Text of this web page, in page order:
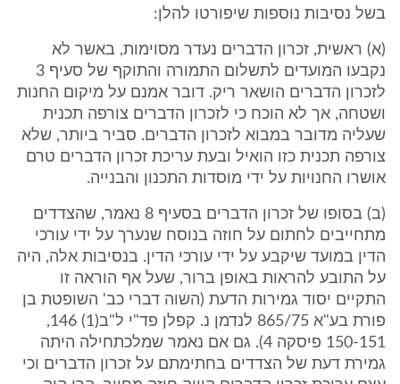
בשל נסיבות נוספות שיפורטו להלן:
(א) ראשית, זכרון הדברים נעדר מסוימות, באשר לא
נקבעו המועדים לתשלום התמורה והתוקף של סעיף 3
לזכרון הדברים הושאר ריק. דובר אמנם על מיקום החנות
ושטחה, אך לא הוכח כי לזכרון הדברים צורפה תכנית
שעליה מדובר במבוא לזכרון הדברים. סביר ביותר, שלא
צורפה תכנית כזו הואיל ובעת עריכת זכרון הדברים טרם
אושרו החנויות על ידי מוסדות התכנון והבנייה.
(ב) בסופו של זכרון הדברים בסעיף 8 נאמר, שהצדדים
מתחייבים לחתום על חוזה בנוסח שנערך על ידי עורכי
הדין במועד שיקבע על ידי עורכי הדין. בנסיבות אלה, היה
על התובע להראות באופן ברור, שעל אף הוראה זו
התקיים יסוד גמירות הדעת (השוה דברי כב' השופטת בן
פורת בע"א 865/75 לנדמן נ. קפלן פד"י ל"ב(1) 146,
150-151 פיסקה 4). גם אם נאמר שמלכתחילה היתה
גמירת דעת של הצדדים בחתימתם על זכרון הדברים וכי